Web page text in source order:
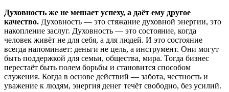
Духовность же не мешает успеху, а даёт ему другое
качество. Духовность — это стяжание духовной энергии, это
накопление заслуг. Духовность — это состояние, когда
человек живёт не для себя, а для людей. И это состояние
всегда напоминает: деньги не цель, а инструмент. Они могут
быть поддержкой для семьи, общества, мира. Тогда бизнес
перестаёт быть полем борьбы и становится способом
служения. Когда в основе действий — забота, честность и
уважение к людям, энергия денег течёт свободно, без усилий.